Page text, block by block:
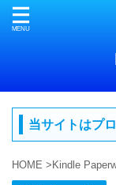
当サイトはプ
HOME > Kindle